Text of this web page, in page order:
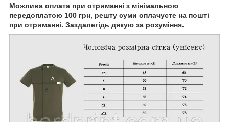
Можлива оплата при отриманні з мінімальною
передоплатою 100 грн, решту суми оплачуєте на пошті
при отриманні. Заздалегідь дякую за розуміння.